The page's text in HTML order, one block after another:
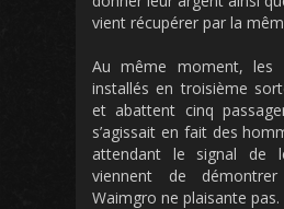
vient récupérer par la
Au même moment, les
installés en troisième
et abattent cinq
s’agissait en fait des
attendant le signal de
viennent de
Waimgro ne plaisante pas.